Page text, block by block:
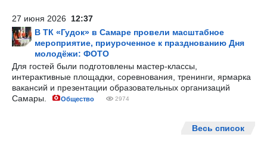
27 июня 2026 12:37
В ТК «Гудок» в Самаре провели масштабное
мероприятие, приуроченное к празднованию Дня
молодёжи: ФОТО
Для гостей были подготовлены мастер-классы,
интерактивные площадки, соревнования, тренинги, ярмарка
вакансий и презентации образовательных организаций
Самары.
Общество 2974
Весь список